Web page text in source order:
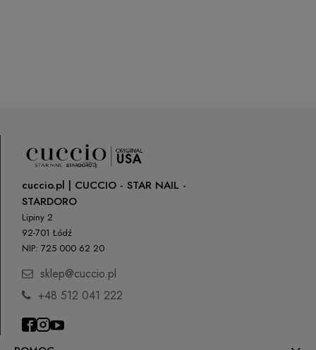
cuccio.pl | CUCCIO - STAR NAIL -
STARDORO
Lipiny 2
92-701 Łódź
NIP: 725 000 62 20
sklep@cuccio.pl
+48 512 041 222